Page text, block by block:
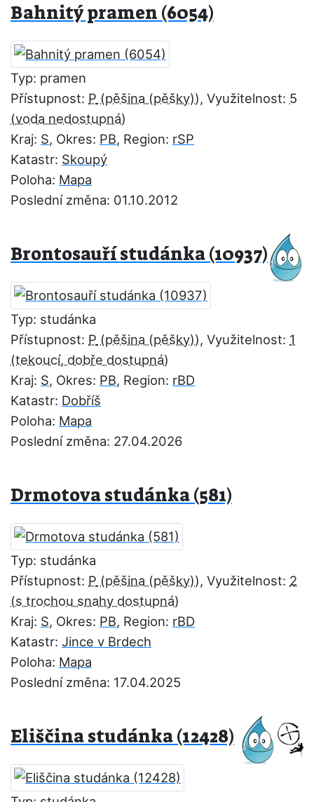
Bahnitý pramen (6054)
Typ: pramen
Přístupnost: P , Využitelnost: 5
Kraj: S, Okres: PB, Region: rSP
Katastr: Skoupý
Poloha: Mapa
Poslední změna: 01.10.2012
Brontosauří studánka (10937)
Typ: studánka
Přístupnost: P , Využitelnost: 1
Kraj: S, Okres: PB, Region: rBD
Katastr: Dobříš
Poloha: Mapa
Poslední změna: 27.04.2026
Drmotova studánka (581)
Typ: studánka
Přístupnost: P , Využitelnost: 2
Kraj: S, Okres: PB, Region: rBD
Katastr: Jince v Brdech
Poloha: Mapa
Poslední změna: 17.04.2025
Eliščina studánka (12428)